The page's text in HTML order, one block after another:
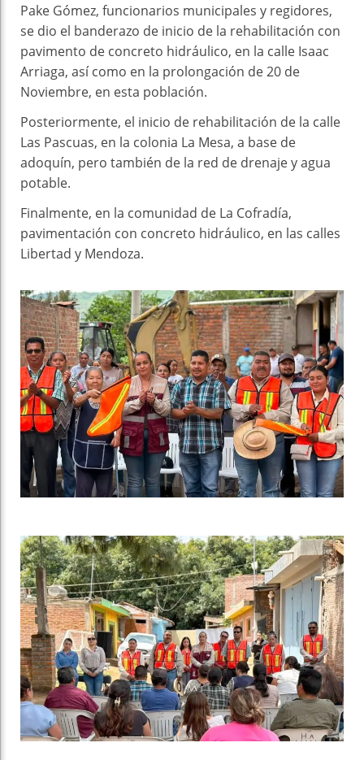
Pake Gómez, funcionarios municipales y regidores,
se dio el banderazo de inicio de la rehabilitación con
pavimento de concreto hidráulico, en la calle Isaac
Arriaga, así como en la prolongación de 20 de
Noviembre, en esta población.
Posteriormente, el inicio de rehabilitación de la calle
Las Pascuas, en la colonia La Mesa, a base de
adoquín, pero también de la red de drenaje y agua
potable.
Finalmente, en la comunidad de La Cofradía,
pavimentación con concreto hidráulico, en las calles
Libertad y Mendoza.